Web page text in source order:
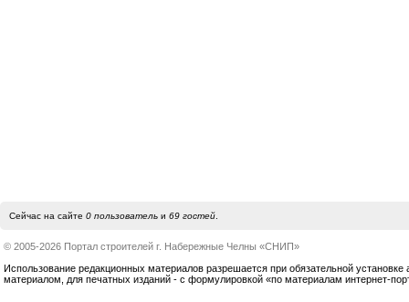
Сейчас на сайте 0 пользовательи 69 гостей.
© 2005-2026 Портал строителей г. Набережные Челны «СНИП»
Использование редакционных материалов разрешается при обязательной установке
материалом, для печатных изданий - с формулировкой «по материалам интернет-